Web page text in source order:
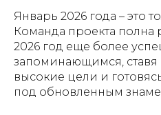
Январь 2026 года – это
Команда проекта полна
2026 год еще более
запоминающимся,
высокие цели и
под обновленным